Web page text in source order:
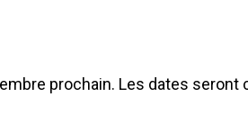
prochain. Les dates